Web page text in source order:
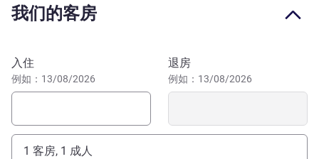
迪克-图兹拉交汇处，可便捷前往商业区及交通枢纽。酒店
Welcome to ibis Istanbul Tuzla! Enjoy a comfortable stay
with easy access to the airport, business hubs, and the
coast. We are here to make your visit relaxing and
Gülşah Sezen 酒店管理
我们的客房
预订此酒店
入住
例如：13/08/2026
退房
例如：13/08/2026
1 客房, 1 成人